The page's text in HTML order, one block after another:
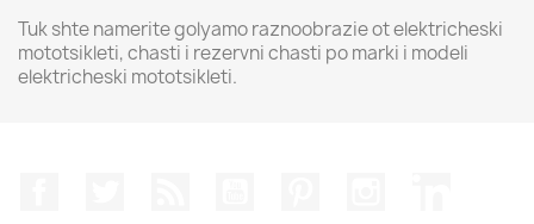
Tuk shte namerite golyamo raznoobrazie ot elektricheski
mototsikleti, chasti i rezervni chasti po marki i modeli
elektricheski mototsikleti.